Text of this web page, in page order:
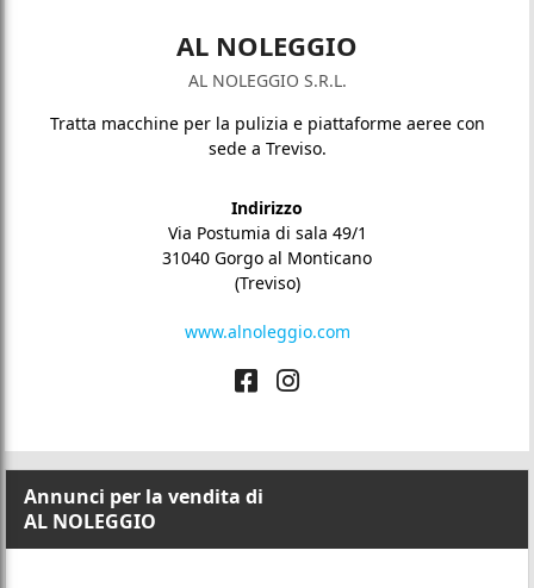
AL NOLEGGIO
AL NOLEGGIO S.R.L.
Tratta macchine per la pulizia e piattaforme aeree con
sede a Treviso.
Indirizzo
Via Postumia di sala 49/1
31040 Gorgo al Monticano
(Treviso)
www.alnoleggio.com
Annunci per la vendita di
AL NOLEGGIO